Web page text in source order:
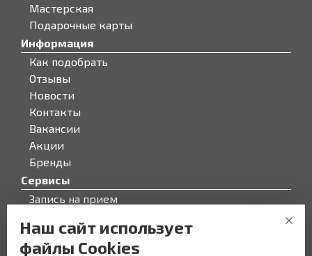
Мастерская
Подарочные карты
Информация
Как подобрать
Отзывы
Новости
Контакты
Вакансии
Акции
Бренды
Сервисы
Запись на прием
О компании
О компании
Наш сайт использует
файлы Cookies